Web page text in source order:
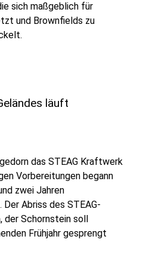
sich maßgeblich für
und Brownfields zu
läuft
das STEAG Kraftwerk
Vorbereitungen begann
zwei Jahren
Abriss des STEAG-
der Schornstein soll
Frühjahr gesprengt